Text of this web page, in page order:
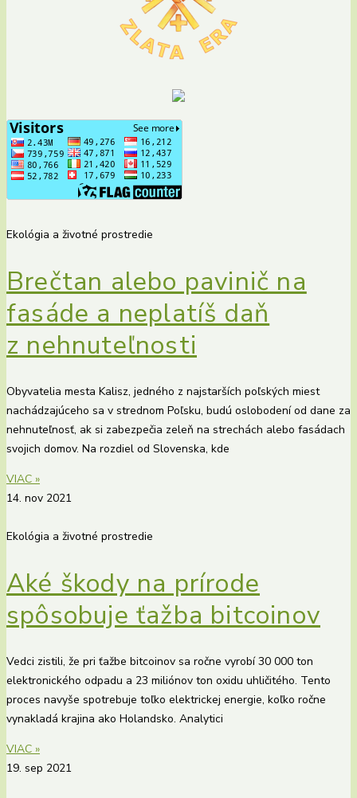
Ekológia a životné prostredie
Brečtan alebo pavinič na
fasáde a neplatíš daň
z nehnuteľnosti
Obyvatelia mesta Kalisz, jedného z najstarších poľských miest
nachádzajúceho sa v strednom Poľsku, budú oslobodení od dane za
nehnuteľnosť, ak si zabezpečia zeleň na strechách alebo fasádach
svojich domov. Na rozdiel od Slovenska, kde
VIAC »
14. nov 2021
Ekológia a životné prostredie
Aké škody na prírode
spôsobuje ťažba bitcoinov
Vedci zistili, že pri ťažbe bitcoinov sa ročne vyrobí 30 000 ton
elektronického odpadu a 23 miliónov ton oxidu uhličitého. Tento
proces navyše spotrebuje toľko elektrickej energie, koľko ročne
vynakladá krajina ako Holandsko. Analytici
VIAC »
19. sep 2021